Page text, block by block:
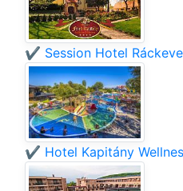
✔️ Session Hotel
✔️ Hotel Kapitány